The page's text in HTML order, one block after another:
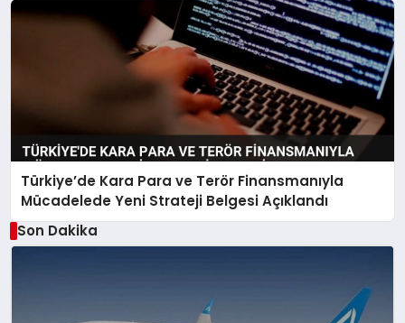
Türkiye’de Kara Para ve Terör Finansmanıyla
Mücadelede Yeni Strateji Belgesi Açıklandı
Son Dakika